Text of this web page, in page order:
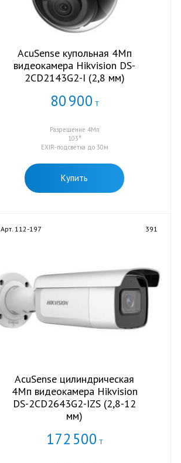
AcuSense купольная 4Мп
видеокамера Hikvision DS-
2CD2143G2-I (2,8 мм)
80900 Т
Разрешение 4Мп
103°
EXIR-подсветка до 30м
Купить
Арт. 112-197 391
AcuSense цилиндрическая
4Мп видеокамера Hikvision
DS-2CD2643G2-IZS (2,8-12
мм)
172 500 Т